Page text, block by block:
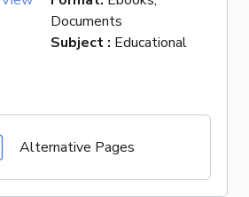
Documents
Subject : Educational
Alternative Pages